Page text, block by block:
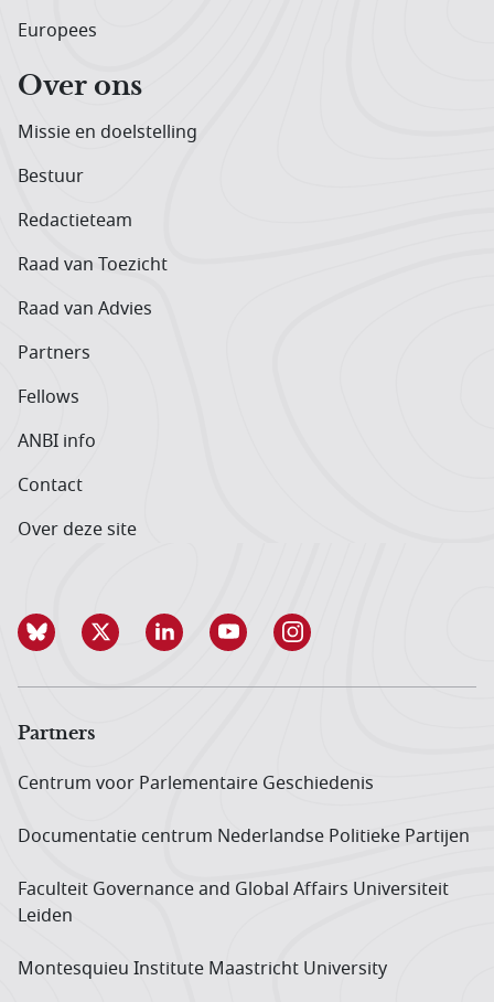
Europees
Over ons
Missie en doelstelling
Bestuur
Redactieteam
Raad van Toezicht
Raad van Advies
Partners
Fellows
ANBI info
Contact
Over deze site
Partners
Centrum voor Parlementaire Geschiedenis
Documentatie centrum Neder­landse Politieke Partijen
Faculteit Governance and Global Affairs Universiteit
Leiden
Montesquieu Institute Maastricht University